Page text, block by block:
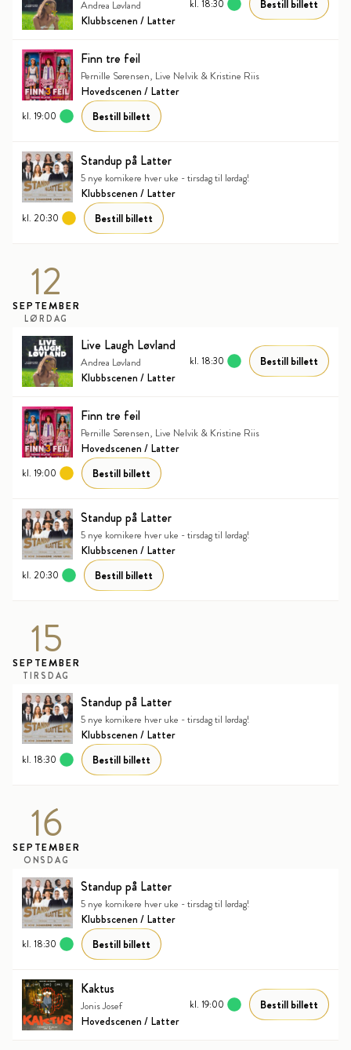
Andrea Løvland
Klubbscenen / Latter
kl. 18:30 Bestill billett
Finn tre feil
Pernille Sørensen, Live Nelvik & Kristine Riis
Hovedscenen / Latter
kl. 19:00 Bestill billett
Standup på Latter
5 nye komikere hver uke - tirsdag til lørdag!
Klubbscenen / Latter
kl. 20:30 Bestill billett
12
SEPTEMBER
LØRDAG
Live Laugh Løvland
Andrea Løvland
Klubbscenen / Latter
kl. 18:30 Bestill billett
Finn tre feil
Pernille Sørensen, Live Nelvik & Kristine Riis
Hovedscenen / Latter
kl. 19:00 Bestill billett
Standup på Latter
5 nye komikere hver uke - tirsdag til lørdag!
Klubbscenen / Latter
kl. 20:30 Bestill billett
15
SEPTEMBER
TIRSDAG
Standup på Latter
5 nye komikere hver uke - tirsdag til lørdag!
Klubbscenen / Latter
kl. 18:30 Bestill billett
16
SEPTEMBER
ONSDAG
Standup på Latter
5 nye komikere hver uke - tirsdag til lørdag!
Klubbscenen / Latter
kl. 18:30 Bestill billett
Kaktus
Jonis Josef
Hovedscenen / Latter
kl. 19:00 Bestill billett